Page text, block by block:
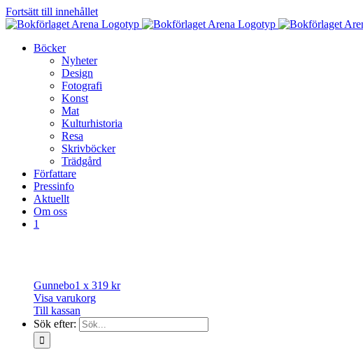
Fortsätt till innehållet
Böcker
Nyheter
Design
Fotografi
Konst
Mat
Kulturhistoria
Resa
Skrivböcker
Trädgård
Författare
Pressinfo
Aktuellt
Om oss
1
Gunnebo1 x 319 kr
Visa varukorg
Till kassan
Sök efter: